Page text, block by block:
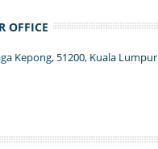
OFFICE
Kepong, 51200, Kuala Lumpur